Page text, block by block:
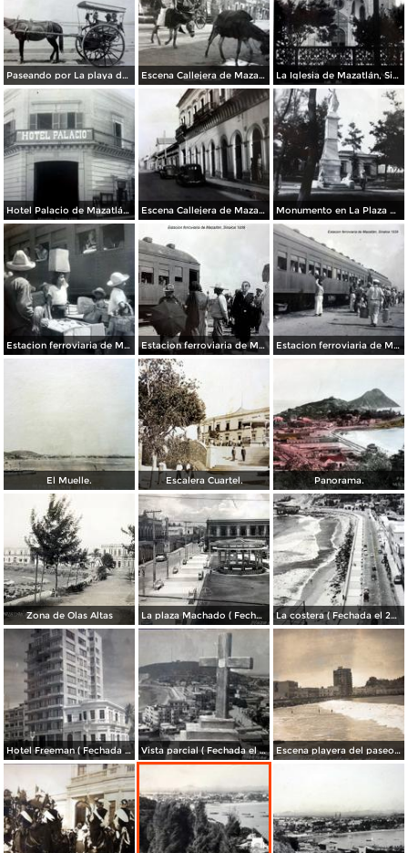
Paseando por La playa de Mazatlán, Sinaloa 1939 Escena Callejera de Mazatlán, Sinaloa 1939 La Iglesia de Mazatlán, Sinaloa 1939
Hotel Palacio de Mazatlán, Sinaloa 1939 Escena Callejera de Mazatlán, Sinaloa 1939 Monumento en La Plaza de Mazatlán, Sinaloa 1939
Estacion ferroviaria de Mazatlán, Sinaloa 1939 Estacion ferroviaria de Mazatlán, Sinaloa 1939 Estacion ferroviaria de Mazatlán, Sinaloa 1939
El Muelle. Escalera Cuartel. Panorama.
Zona de Olas Altas La plaza Machado ( Fechada el 26 de Novirmbre de 1953 ). La costera ( Fechada el 26 de Novirmbre de 1953 ).
Hotel Freeman ( Fechada el 26 de Novirmbre de 1953 ). Vista parcial ( Fechada el 26 de Novirmbre de 1953 ). Escena playera del paseo olas altas ( Fechada el 26 de Novirmbre de 1953 ).